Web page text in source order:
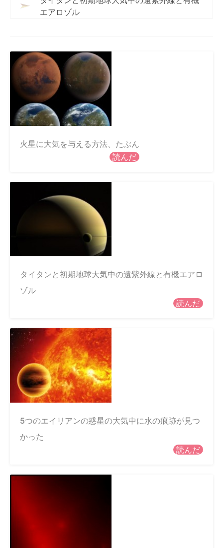
エアロゾル
火星に大気を与える方法、たぶん
読んだ
タイタンと初期地球大気中の遠紫外線と有機エアロ
ゾル
読んだ
5つのエイリアンの惑星の大気中に水の痕跡が見つ
かった
読んだ